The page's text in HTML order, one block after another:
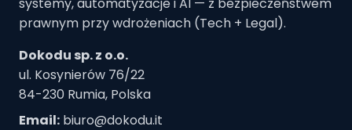
prawnym przy wdrożeniach (Tech + Legal).
Dokodu sp. z o.o.
ul. Kosynierów 76/22
84-230 Rumia, Polska
Email: biuro@dokodu.it